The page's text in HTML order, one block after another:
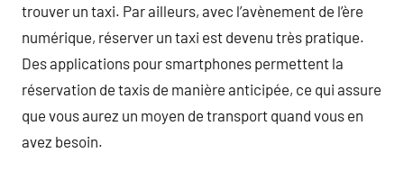
trouver un taxi. Par ailleurs, avec l’avènement de l’ère
numérique, réserver un taxi est devenu très pratique.
Des applications pour smartphones permettent la
réservation de taxis de manière anticipée, ce qui assure
que vous aurez un moyen de transport quand vous en
avez besoin.